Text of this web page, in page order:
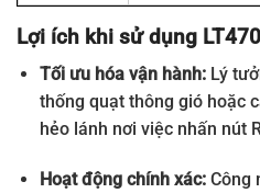
LT4760BS Rơ le điện tử
Rơ le điện tử
Rơ le điện tử
Lợi ích khi sử dụng
Tối ưu hóa vận hành:Lý
thống quạt thông gió hoặc
hẻo lánh nơi việc nhấn nút
Hoạt động chính xác:Công